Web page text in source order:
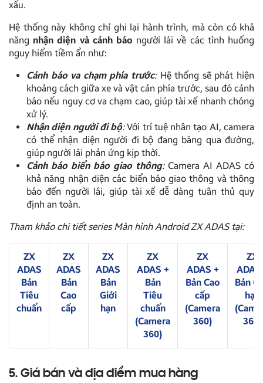
xấu.
Hệ thống này không chỉ ghi lại hành trình, mà còn có khả
năng nhận diện và cảnh báo người lái về các tình huống
nguy hiểm tiềm ẩn như:
Cảnh báo va chạm phía trước:Hệ thống sẽ phát hiện
khoảng cách giữa xe và vật cản phía trước, sau đó cảnh
báo nếu nguy cơ va chạm cao, giúp tài xế nhanh chóng
xử lý.
Nhận diện người đi bộ:Với trí tuệ nhân tạo AI, camera
có thể nhận diện người đi bộ đang băng qua đường,
giúp người lái phản ứng kịp thời.
Cảnh báo biển báo giao thông:Camera AI ADAS có
khả năng nhận diện các biển báo giao thông và thông
báo đến người lái, giúp tài xế dễ dàng tuân thủ quy
định an toàn.
Tham khảo chi tiết series Màn hình Android ZX ADAS tại:
ZX
ADAS
Bản
Tiêu
chuẩn
ZX
ADAS
Bản
Cao
cấp
ZX
ADAS
Bản
Giới
hạn
ZX
ADAS +
Bản
Tiêu
chuẩn
(Camera
360)
ZX
ADAS +
Bản Cao
cấp
(Camera
360)
ZX
ADAS
Bản
hạn
360)
5. Giá bán và địa điểm mua hàng